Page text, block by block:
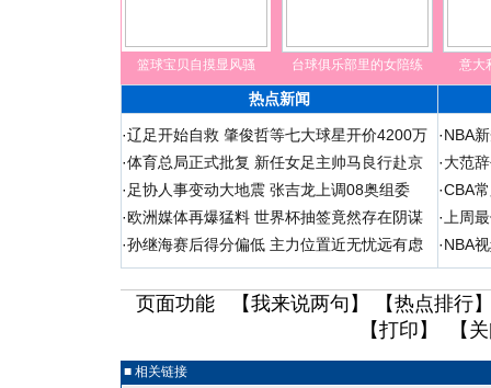
篮球宝贝自摸显风骚 台球俱乐部里的女陪练 意大
热点新闻
·辽足开始自救 肇俊哲等七大球星开价4200万
·体育总局正式批复 新任女足主帅马良行赴京
· 足协人事变动大地震 张吉龙上调08奥组委
·欧洲媒体再爆猛料 世界杯抽签竟然存在阴谋
·孙继海赛后得分偏低 主力位置近无忧远有虑
·NBA
·大范
·CBA
· 上周
·NBA
页面功能 【我来说两句 】 【热点排行
【打印 】 【
■ 相关链接